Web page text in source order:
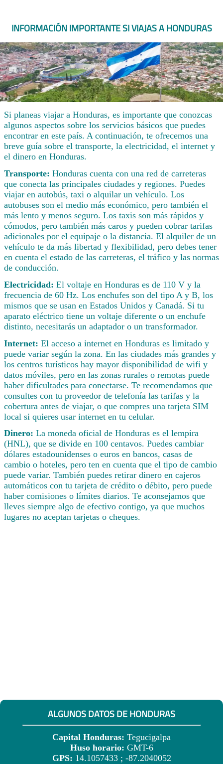
INFORMACIÓN IMPORTANTE SI VIAJAS A HONDURAS
Si planeas viajar a Honduras, es importante que conozcas
algunos aspectos sobre los servicios básicos que puedes
encontrar en este país. A continuación, te ofrecemos una
breve guía sobre el transporte, la electricidad, el internet y
el dinero en Honduras.
Transporte: Honduras cuenta con una red de carreteras
que conecta las principales ciudades y regiones. Puedes
viajar en autobús, taxi o alquilar un vehículo. Los
autobuses son el medio más económico, pero también el
más lento y menos seguro. Los taxis son más rápidos y
cómodos, pero también más caros y pueden cobrar tarifas
adicionales por el equipaje o la distancia. El alquiler de un
vehículo te da más libertad y flexibilidad, pero debes tener
en cuenta el estado de las carreteras, el tráfico y las normas
de conducción.
Electricidad: El voltaje en Honduras es de 110 V y la
frecuencia de 60 Hz. Los enchufes son del tipo A y B, los
mismos que se usan en Estados Unidos y Canadá. Si tu
aparato eléctrico tiene un voltaje diferente o un enchufe
distinto, necesitarás un adaptador o un transformador.
Internet: El acceso a internet en Honduras es limitado y
puede variar según la zona. En las ciudades más grandes y
los centros turísticos hay mayor disponibilidad de wifi y
datos móviles, pero en las zonas rurales o remotas puede
haber dificultades para conectarse. Te recomendamos que
consultes con tu proveedor de telefonía las tarifas y la
cobertura antes de viajar, o que compres una tarjeta SIM
local si quieres usar internet en tu celular.
Dinero: La moneda oficial de Honduras es el lempira
(HNL), que se divide en 100 centavos. Puedes cambiar
dólares estadounidenses o euros en bancos, casas de
cambio o hoteles, pero ten en cuenta que el tipo de cambio
puede variar. También puedes retirar dinero en cajeros
automáticos con tu tarjeta de crédito o débito, pero puede
haber comisiones o límites diarios. Te aconsejamos que
lleves siempre algo de efectivo contigo, ya que muchos
lugares no aceptan tarjetas o cheques.
ALGUNOS DATOS DE HONDURAS
Capital Honduras: Tegucigalpa
Huso horario: GMT-6
GPS: 14.1057433 ; -87.2040052